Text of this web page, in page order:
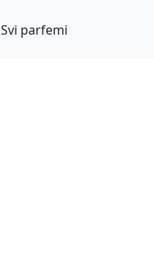
Svi parfemi